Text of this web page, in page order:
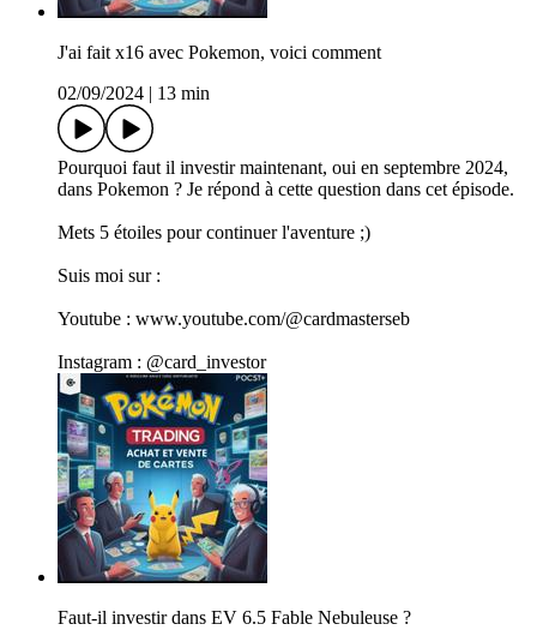
J'ai fait x16 avec Pokemon, voici comment
02/09/2024
13 min
Pourquoi faut il investir maintenant, oui en septembre 2024,
dans Pokemon ? Je répond à cette question dans cet épisode.
Mets 5 étoiles pour continuer l'aventure ;)
Suis moi sur :
Youtube : www.youtube.com/@cardmasterseb
Instagram : @card_investor
Faut-il investir dans EV 6.5 Fable Nebuleuse ?